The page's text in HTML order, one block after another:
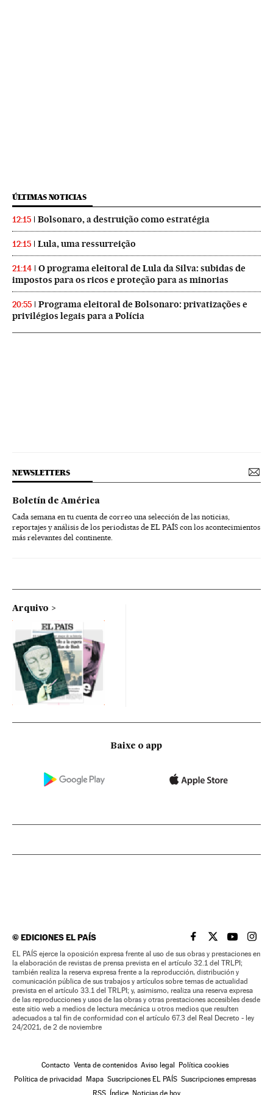
ÚLTIMAS NOTICIAS
12:15 Bolsonaro, a destruição como estratégia
12:15 Lula, uma ressurreição
21:14
O programa eleitoral de Lula da Silva: subidas de
impostos para os ricos e proteção para as minorias
20:55
Programa eleitoral de Bolsonaro: privatizações e
privilégios legais para a Polícia
NEWSLETTERS
Boletín de América
Cada semana en tu cuenta de correo una selección de las noticias,
reportajes y análisis de los periodistas de EL PAÍS con los acontecimientos
más relevantes del continente.
Arquivo
Baixe o app
©EDICIONES EL PAÍS EL PAÍS BRASIL EN
EL PAÍSEL PAÍS
EL
EL PAÍS ejerce la oposición expresa frente al uso de sus obras y prestaciones en
la elaboración de revistas de prensa prevista en el artículo 32.1 del TRLPI;
también realiza la reserva expresa frente a la reproducción, distribución y
comunicación pública de sus trabajos y artículos sobre temas de actualidad
prevista en el artículo 33.1 del TRLPI; y, asimismo, realiza una reserva expresa
de las reproducciones y usos de las obras y otras prestaciones accesibles desde
este sitio web a medios de lectura mecánica u otros medios que resulten
adecuados a tal fin de conformidad con el artículo 67.3 del Real Decreto - ley
24/2021, de 2 de noviembre
Contacto Venta de contenidos Aviso legal
Política cookies
Política de privacidad
Mapa Suscripciones EL PAÍS Suscripciones empresas